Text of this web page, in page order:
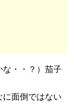
・・？）茄子
面倒ではない